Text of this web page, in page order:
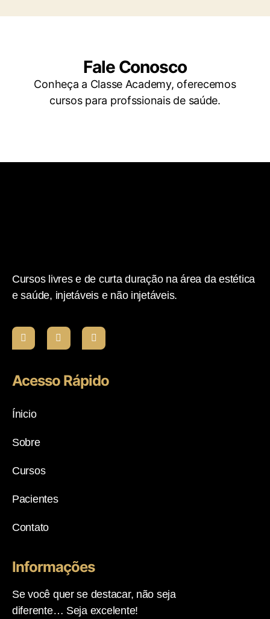
Fale Conosco
Conheça a Classe Academy, oferecemos
cursos para profssionais de saúde.
Cursos livres e de curta duração na área da estética
e saúde, injetáveis e não injetáveis.
Acesso Rápido
Ínicio
Sobre
Cursos
Pacientes
Contato
Informações
Se você quer se destacar, não seja
diferente… Seja excelente!